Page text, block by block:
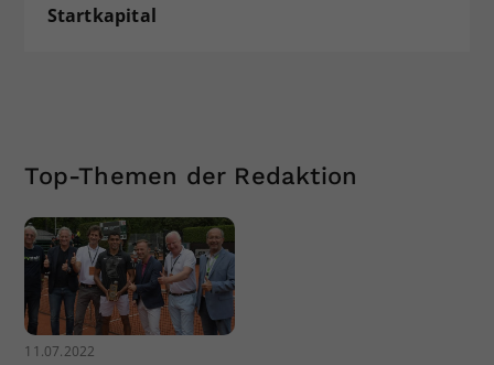
Startkapital
Top-Themen der Redaktion
11.07.2022